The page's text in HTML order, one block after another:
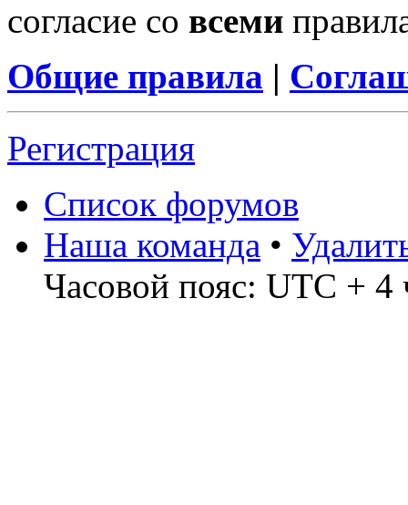
согласие со всеми
Общие правила |
Регистрация
Список форумов
Наша команда •
Часовой пояс: UTC + 4